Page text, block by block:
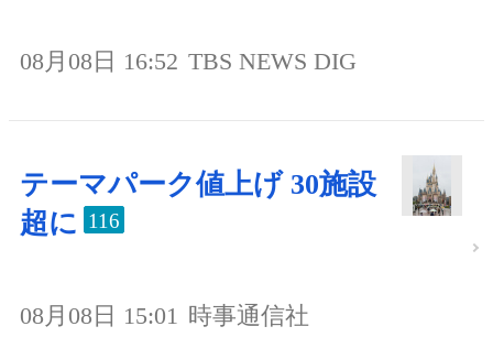
08月08日 16:52 TBS NEWS DIG
テーマパーク値上げ 30施設
超に 116
08月08日 15:01 時事通信社